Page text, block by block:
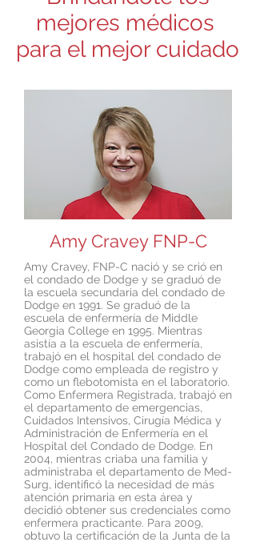
mejores médicos
para el mejor cuidado
Amy Cravey FNP-C
Amy Cravey, FNP-C nació y se crió en
el condado de Dodge y se graduó de
la escuela secundaria del condado de
Dodge en 1991. Se graduó de la
escuela de enfermería de Middle
Georgia College en 1995. Mientras
asistía a la escuela de enfermería,
trabajó en el hospital del condado de
Dodge como empleada de registro y
como un flebotomista en el laboratorio.
Como Enfermera Registrada, trabajó en
el departamento de emergencias,
Cuidados Intensivos, Cirugía Médica y
Administración de Enfermería en el
Hospital del Condado de Dodge. En
2004, mientras criaba una familia y
administraba el departamento de Med-
Surg, identificó la necesidad de más
atención primaria en esta área y
decidió obtener sus credenciales como
enfermera practicante. Para 2009,
obtuvo la certificación de la Junta de la